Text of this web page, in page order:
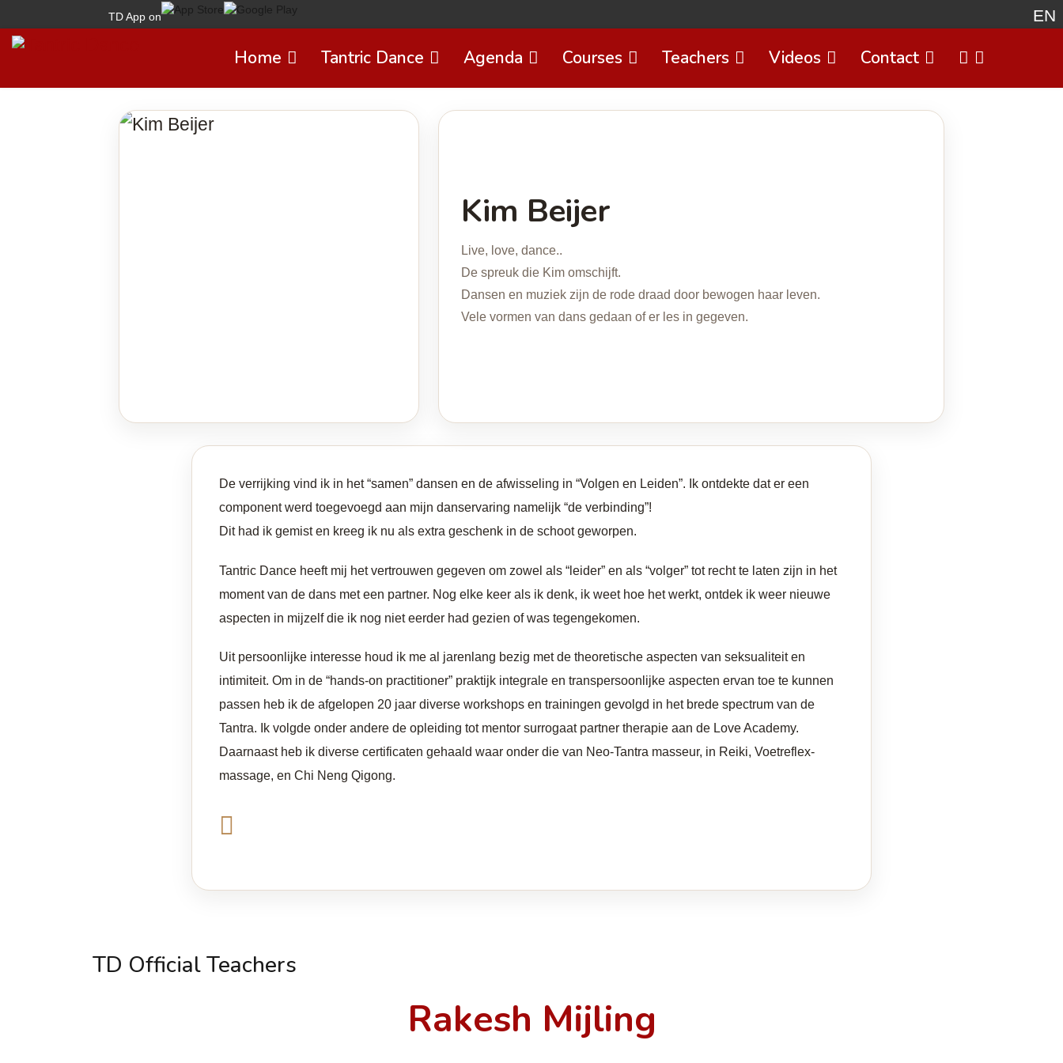
TD App on
Home Tantric Dance Agenda Courses Teachers Videos Contact
EN
Kim Beijer
Live, love, dance..
De spreuk die Kim omschijft.
Dansen en muziek zijn de rode draad door bewogen haar leven.
Vele vormen van dans gedaan of er les in gegeven.
De verrijking vind ik in het “samen” dansen en de afwisseling in “Volgen en Leiden”. Ik ontdekte dat er een
component werd toegevoegd aan mijn danservaring namelijk “de verbinding”!
Dit had ik gemist en kreeg ik nu als extra geschenk in de schoot geworpen.
Tantric Dance heeft mij het vertrouwen gegeven om zowel als “leider” en als “volger” tot recht te laten zijn in het
moment van de dans met een partner. Nog elke keer als ik denk, ik weet hoe het werkt, ontdek ik weer nieuwe
aspecten in mijzelf die ik nog niet eerder had gezien of was tegengekomen.
Uit persoonlijke interesse houd ik me al jarenlang bezig met de theoretische aspecten van seksualiteit en
intimiteit. Om in de “hands-on practitioner” praktijk integrale en transpersoonlijke aspecten ervan toe te kunnen
passen heb ik de afgelopen 20 jaar diverse workshops en trainingen gevolgd in het brede spectrum van de
Tantra. Ik volgde onder andere de opleiding tot mentor surrogaat partner therapie aan de Love Academy.
Daarnaast heb ik diverse certificaten gehaald waar onder die van Neo-Tantra masseur, in Reiki, Voetreflex-
massage, en Chi Neng Qigong.
TD Official Teachers
Rakesh Mijling